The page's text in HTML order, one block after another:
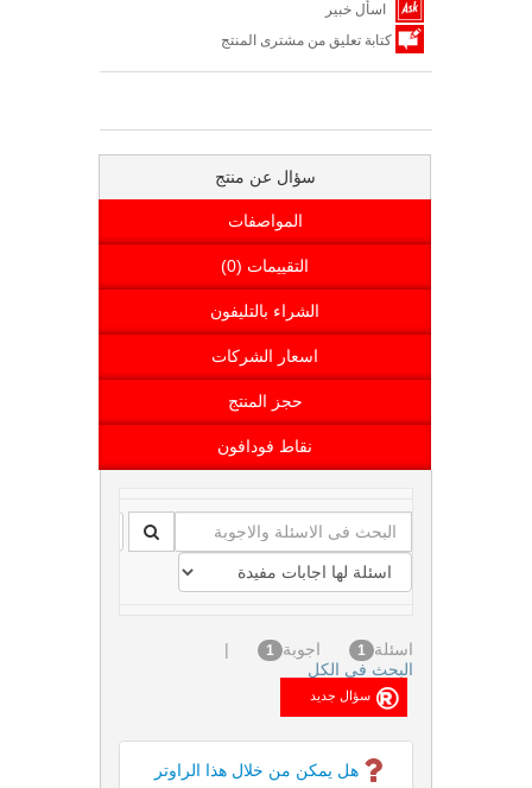
اسأل خبير
كتابة تعليق من مشترى المنتج
سؤال عن منتج
المواصفات
التقييمات (0)
الشراء بالتليفون
اسعار الشركات
حجز المنتج
نقاط فودافون
اسئلة 1 اجوبة 1
|
البحث فى الكل
هل يمكن من خلال هذا الراوتر